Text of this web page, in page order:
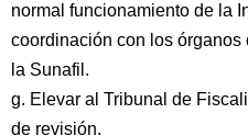
normal funcionamiento de la
coordinación con los
la Sunafil.
g. Elevar al Tribunal de
de revisión.